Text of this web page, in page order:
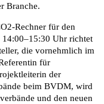
Branche.
Rechner für den
Uhr richtet
die vornehmlich im
für
der
beim BVDM, wird
und den neuen